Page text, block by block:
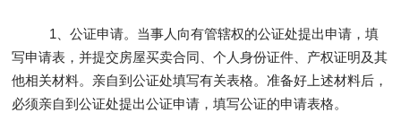
1、公证申请。当事人向有管辖权的公证处提出申请，填
写申请表，并提交房屋买卖合同、个人身份证件、产权证明及其
他相关材料。亲自到公证处填写有关表格。准备好上述材料后，
必须亲自到公证处提出公证申请，填写公证的申请表格。